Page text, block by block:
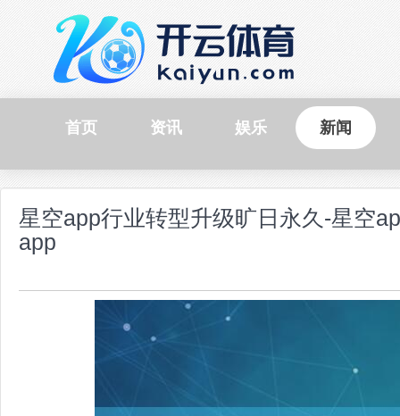
首页 资讯 娱乐 新闻
星空app行业转型升级旷日永久-星空
app